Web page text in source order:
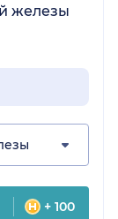
железы
+ 100